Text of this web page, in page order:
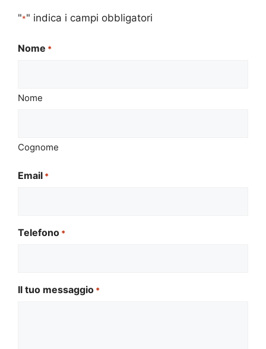
"*" indica i campi obbligatori
Nome *
Nome
Cognome
Email *
Telefono *
Il tuo messaggio *